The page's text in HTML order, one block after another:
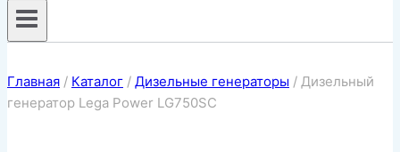
Главная / Каталог / Дизельные генераторы / Дизельный
генератор Lega Power LG750SC